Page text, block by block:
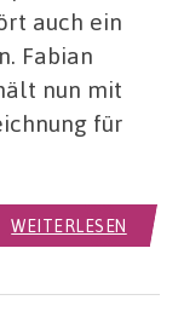
auch ein
Fabian
nun mit
für
WEITERLESEN